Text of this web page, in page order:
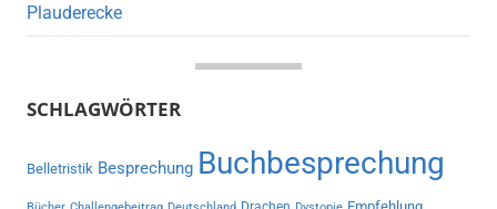
Plauderecke
SCHLAGWÖRTER
Belletristik Besprechung Buchbesprechung